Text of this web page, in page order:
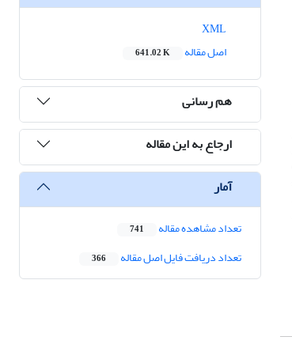
اصل مقاله
641.02 K
هم رسانی
ارجاع به این مقاله
آمار
تعداد مشاهده مقاله 741
تعداد دریافت فایل اصل مقاله 366